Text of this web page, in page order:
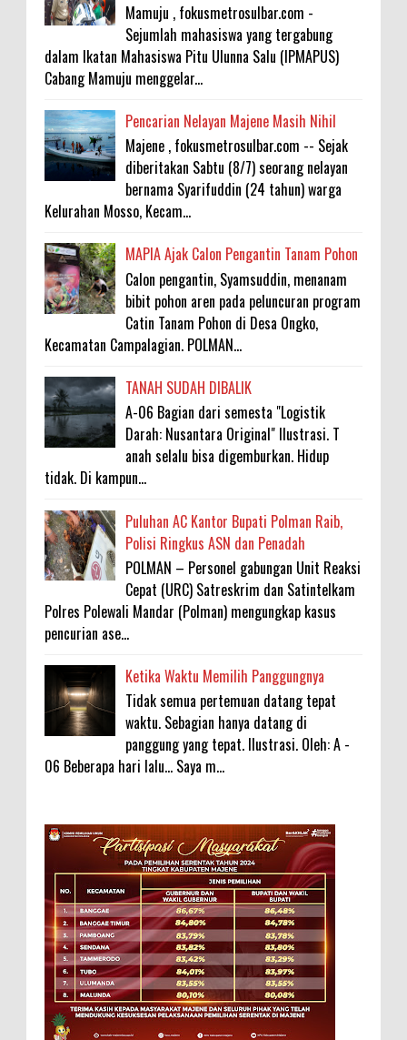
Mamuju , fokusmetrosulbar.com -
Sejumlah mahasiswa yang tergabung
dalam Ikatan Mahasiswa Pitu Ulunna Salu (IPMAPUS)
Cabang Mamuju menggelar...
Pencarian Nelayan Majene Masih Nihil
Majene , fokusmetrosulbar.com -- Sejak
diberitakan Sabtu (8/7) seorang nelayan
bernama Syarifuddin (24 tahun) warga
Kelurahan Mosso, Kecam...
MAPIA Ajak Calon Pengantin Tanam Pohon
Calon pengantin, Syamsuddin, menanam
bibit pohon aren pada peluncuran program
Catin Tanam Pohon di Desa Ongko,
Kecamatan Campalagian. POLMAN...
TANAH SUDAH DIBALIK
A-06 Bagian dari semesta "Logistik
Darah: Nusantara Original" Ilustrasi. T
anah selalu bisa digemburkan. Hidup
tidak. Di kampun...
Puluhan AC Kantor Bupati Polman Raib,
Polisi Ringkus ASN dan Penadah
POLMAN – Personel gabungan Unit Reaksi
Cepat (URC) Satreskrim dan Satintelkam
Polres Polewali Mandar (Polman) mengungkap kasus
pencurian ase...
Ketika Waktu Memilih Panggungnya
Tidak semua pertemuan datang tepat
waktu. Sebagian hanya datang di
panggung yang tepat. Ilustrasi. Oleh: A -
06 Beberapa hari lalu... Saya m...